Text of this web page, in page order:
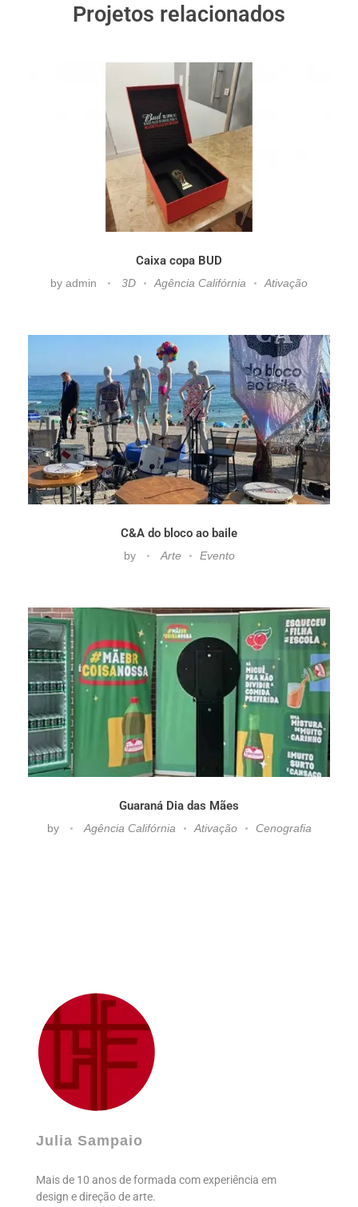
Projetos relacionados
Caixa copa BUD
by admin 3D Agência Califórnia Ativação
C&A do bloco ao baile
by Arte Evento
Guaraná Dia das Mães
by Agência Califórnia Ativação Cenografia
Julia Sampaio
Mais de 10 anos de formada com experiência em
design e direção de arte.